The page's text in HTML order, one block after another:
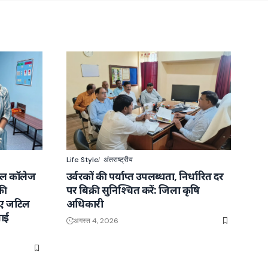
कॉलेज
जटिल
Life Style अंतराष्ट्रीय
उर्वरकों की पर्याप्त उपलब्धता, निर्धारित दर
पर बिक्री सुनिश्चित करें: जिला कृषि
अधिकारी
अगस्त 4, 2026